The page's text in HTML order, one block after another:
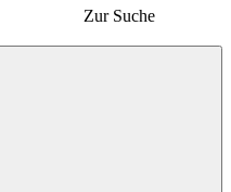
Zur Suche